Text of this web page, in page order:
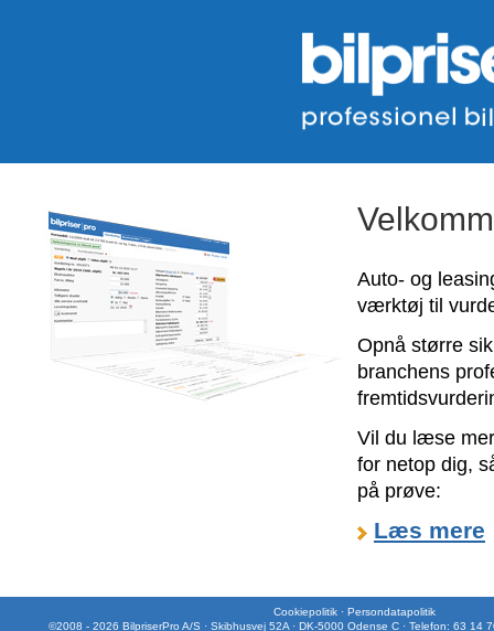
Auto- og
værktøj til
Opnå større
branchens
Vil du læse
for netop dig,
på prøve:
Læs mere
Cookiepolitik · Persondatapolitik
©2008 - 2026 BilpriserPro A/S · Skibhusvej 52A · DK-5000 Odense C · Telefon: 63 14